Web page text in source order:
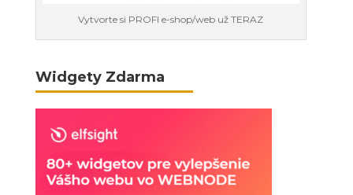
Vytvorte si PROFI e-shop/web už TERAZ
Widgety Zdarma